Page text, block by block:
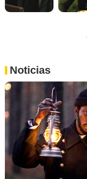
Noticias